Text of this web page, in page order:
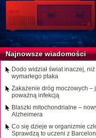
Najnowsze wiadomości
Dodo widział świat inaczej,
wymarłego ptaka
Zakażenie dróg moczowych –
poważną infekcją
Blaszki mitochondrialne –
Alzheimera
Co się dzieje w organizmie
Sprawdzą to uczeni z